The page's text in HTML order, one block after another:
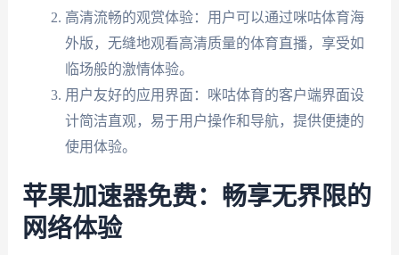
高清流畅的观赏体验：用户可以通过咪咕体育海
外版，无缝地观看高清质量的体育直播，享受如
临场般的激情体验。
用户友好的应用界面：咪咕体育的客户端界面设
计简洁直观，易于用户操作和导航，提供便捷的
使用体验。
苹果加速器免费：畅享无界限的
网络体验